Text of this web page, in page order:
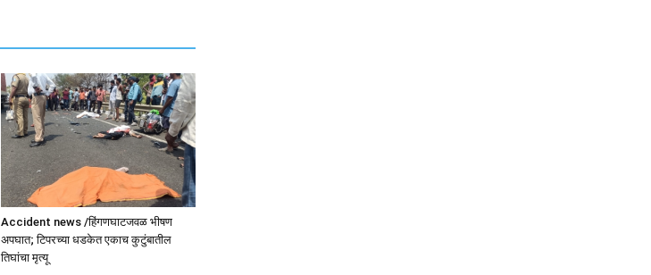
Accident news /हिंगणघाटजवळ भीषण
अपघात; टिपरच्या धडकेत एकाच कुटुंबातील
तिघांचा मृत्यू